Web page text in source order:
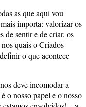
as que aqui vou
importa: valorizar os
de sentir e de criar, os
quais o Criados
o que acontece
deve incomodar a
o nosso papel e o nosso